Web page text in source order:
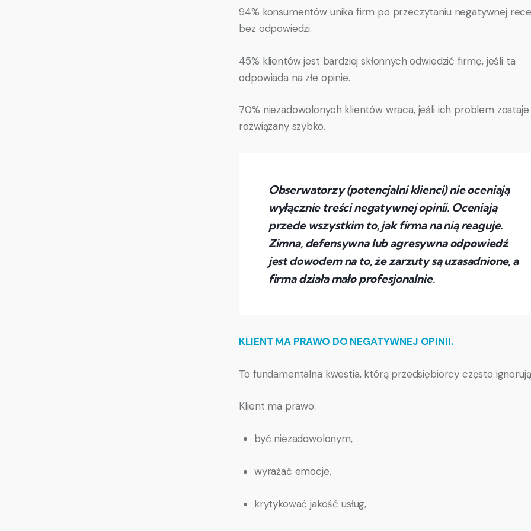
94% konsumentów unika firm po przeczytaniu negatywnej
bez odpowiedzi.
45% klientów jest bardziej skłonnych odwiedzić firmę, jeśli ta
odpowiada na złe opinie.
70% niezadowolonych klientów wraca, jeśli ich problem zostaje
rozwiązany szybko.
Obserwatorzy (potencjalni klienci) nie oceniają
wyłącznie treści negatywnej opinii. Oceniają
przede wszystkim to, jak firma na nią reaguje.
Zimna, defensywna lub agresywna odpowiedź
jest dowodem na to, że zarzuty są uzasadnione, a
firma działa mało profesjonalnie.
KLIENT MA PRAWO DO NEGATYWNEJ OPINII.
To fundamentalna kwestia, którą przedsiębiorcy często
Klient ma prawo:
być niezadowolonym,
wyrażać emocje,
krytykować jakość usług,